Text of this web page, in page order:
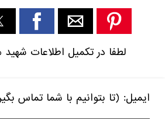
لطفا در تکمیل اطلاعات شهید
ایمیل: (تا بتوانیم با شما تماس